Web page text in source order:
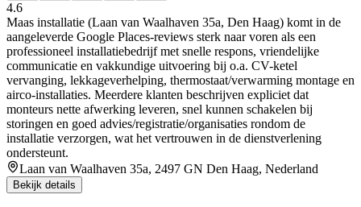
4.6
Maas installatie (Laan van Waalhaven 35a, Den Haag) komt in de
aangeleverde Google Places-reviews sterk naar voren als een
professioneel installatiebedrijf met snelle respons, vriendelijke
communicatie en vakkundige uitvoering bij o.a. CV-ketel
vervanging, lekkageverhelping, thermostaat/verwarming montage en
airco-installaties. Meerdere klanten beschrijven expliciet dat
monteurs nette afwerking leveren, snel kunnen schakelen bij
storingen en goed advies/registratie/organisaties rondom de
installatie verzorgen, wat het vertrouwen in de dienstverlening
ondersteunt.
Laan van Waalhaven 35a, 2497 GN Den Haag, Nederland
Bekijk details